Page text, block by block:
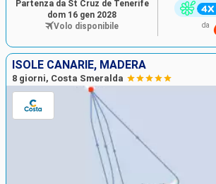
da
Partenza da St Cruz de Tenerife
dom 16 gen 2028
Volo disponibile
ISOLE CANARIE, MADERA
8 giorni, Costa Smeralda